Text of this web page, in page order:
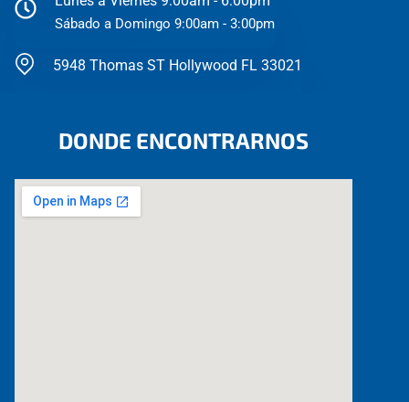
Sábado a Domingo 9:00am - 3:00pm
5948 Thomas ST Hollywood FL 33021
DONDE ENCONTRARNOS